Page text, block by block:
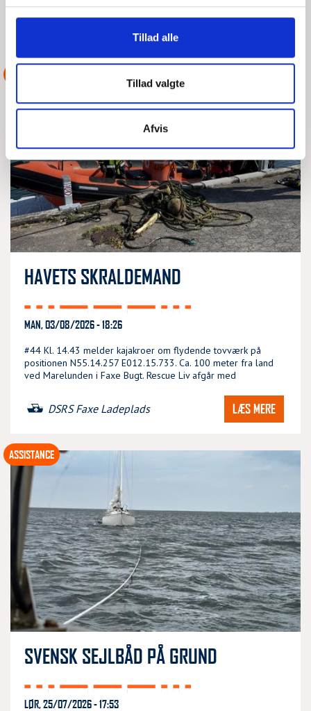
Tillad alle
Tillad valgte
Afvis
HAVETS SKRALDEMAND
MAN, 03/08/2026 - 18:26
#44 Kl. 14.43 melder kajakroer om flydende tovværk på
positionen N55.14.257 E012.15.733. Ca. 100 meter fra land
ved Marelunden i Faxe Bugt. Rescue Liv afgår med
DSRS Faxe Ladeplads LÆS MERE
SVENSK SEJLBÅD PÅ GRUND
LØR, 25/07/2026 - 17:53
ASSISTANCE